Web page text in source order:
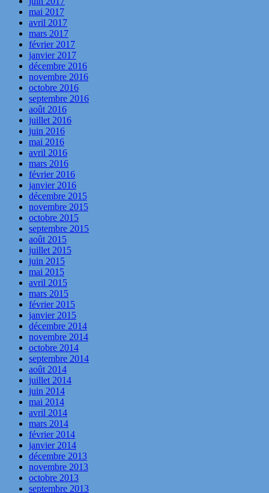
mai 2017
avril 2017
mars 2017
février 2017
janvier 2017
décembre 2016
novembre 2016
octobre 2016
septembre 2016
août 2016
juillet 2016
juin 2016
mai 2016
avril 2016
mars 2016
février 2016
janvier 2016
décembre 2015
novembre 2015
octobre 2015
septembre 2015
août 2015
juillet 2015
juin 2015
mai 2015
avril 2015
mars 2015
février 2015
janvier 2015
décembre 2014
novembre 2014
octobre 2014
septembre 2014
août 2014
juillet 2014
juin 2014
mai 2014
avril 2014
mars 2014
février 2014
janvier 2014
décembre 2013
novembre 2013
octobre 2013
septembre 2013